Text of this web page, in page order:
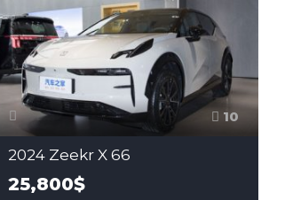
10
2024 Zeekr X 66
25,800$